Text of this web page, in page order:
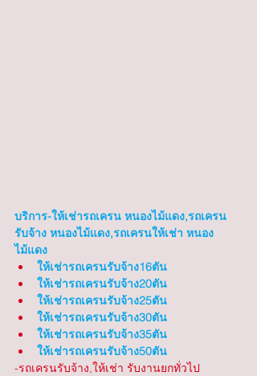
บริการ-ให้เช่ารถเครน หนองไม้แดง,รถเครน
รับจ้าง หนองไม้แดง,รถเครนให้เช่า หนอง
ไม้แดง
ให้เช่ารถเครนรับจ้าง16ตัน
ให้เช่ารถเครนรับจ้าง20ตัน
ให้เช่ารถเครนรับจ้าง25ตัน
ให้เช่ารถเครนรับจ้าง30ตัน
ให้เช่ารถเครนรับจ้าง35ตัน
ให้เช่ารถเครนรับจ้าง50ตัน
-รถเครนรับจ้าง,ให้เช่า รับงานยกทั่วไป